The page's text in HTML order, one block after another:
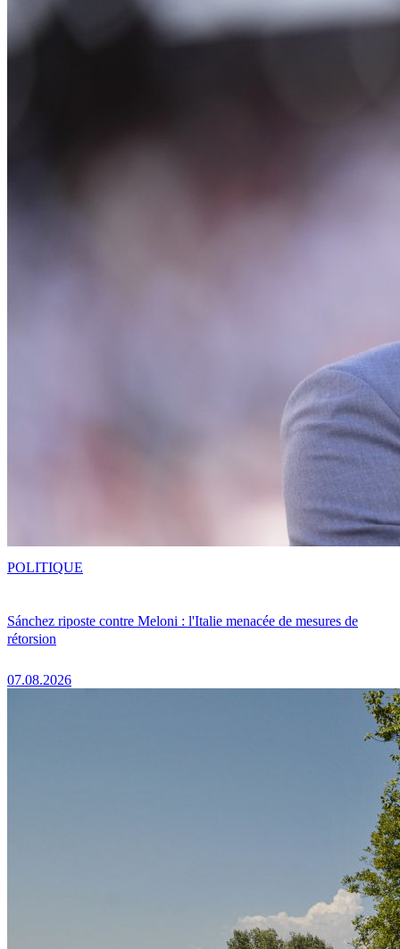
Sánchez riposte contre Meloni : l'Italie menacée de mesures de
rétorsion
07.08.2026
POLITIQUE